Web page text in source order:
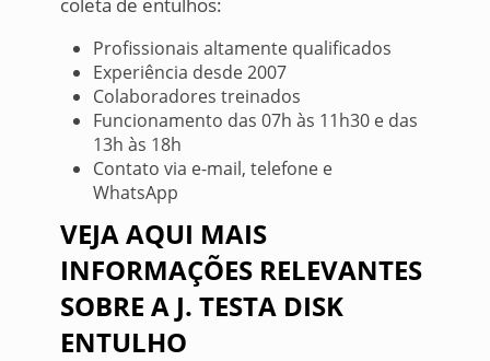
Profissionais altamente qualificados
Experiência desde 2007
Colaboradores treinados
Funcionamento das 07h às 11h30 e das
13h às 18h
Contato via e-mail, telefone e
WhatsApp
VEJA AQUI MAIS
INFORMAÇÕES RELEVANTES
SOBRE A J. TESTA DISK
ENTULHO